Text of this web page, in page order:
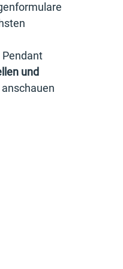
und